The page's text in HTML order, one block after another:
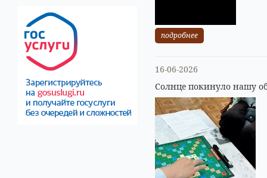
подробнее
16-06-2026
Солнце покинуло нашу